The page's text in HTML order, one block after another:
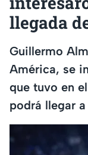
llegada
Guillermo
América, se
que tuvo en
podrá llegar